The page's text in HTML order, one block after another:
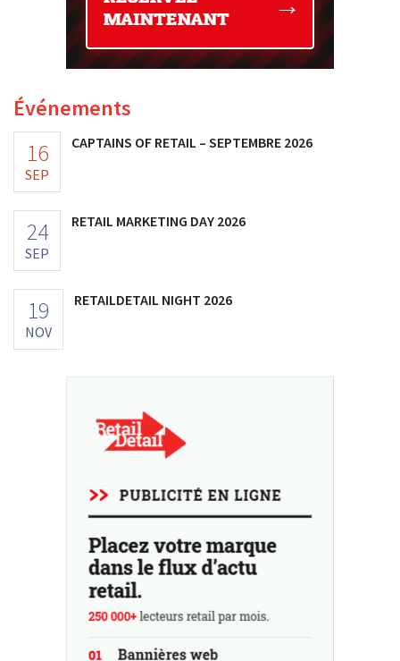
Événements
16
SEP
CAPTAINS OF RETAIL – SEPTEMBRE 2026
24
SEP
RETAIL MARKETING DAY 2026
19
NOV
RETAILDETAIL NIGHT 2026